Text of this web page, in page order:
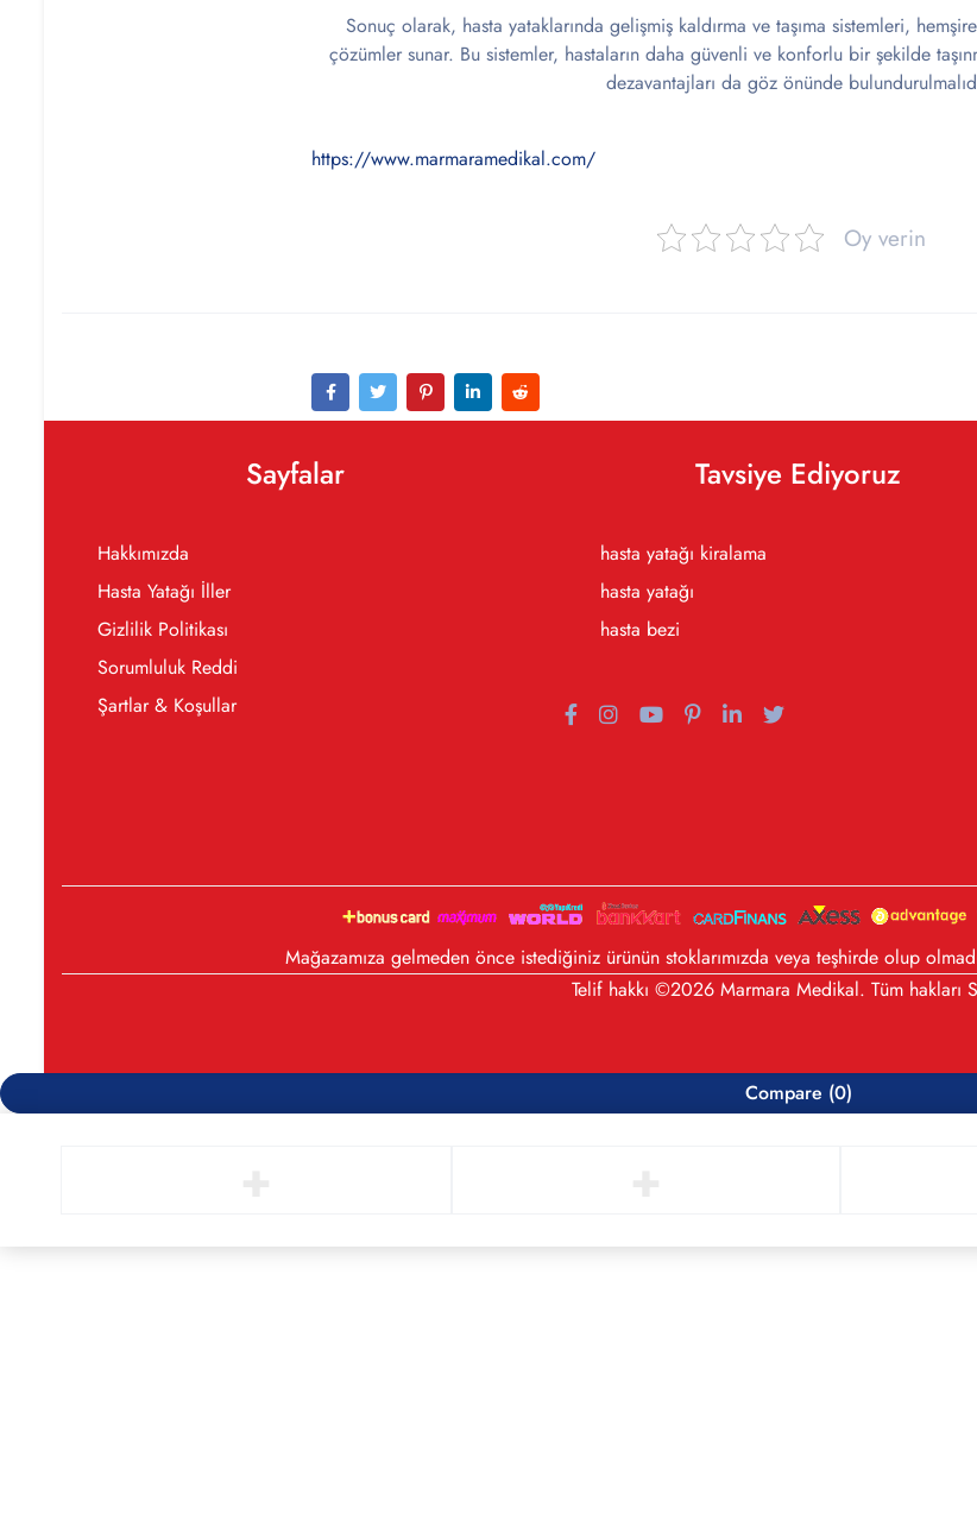
Sonuç olarak, hasta yataklarında gelişmiş kaldırma ve taşıma sistemleri,
çözümler sunar. Bu sistemler, hastaların daha güvenli ve konforlu bir şekilde
dezavantajları da göz önünde
https://www.marmaramedikal.com/
Oy verin
Sayfalar
Hakkımızda
Hasta Yatağı İller
Gizlilik Politikası
Sorumluluk Reddi
Şartlar & Koşullar
Tavsiye Ediyoruz
hasta yatağı kiralama
hasta yatağı
hasta bezi
Mağazamıza gelmeden önce istediğiniz ürünün stoklarımızda veya teşhirde olup
Telif hakkı ©2026 Marmara Medikal. Tüm hakları
Compare (0)